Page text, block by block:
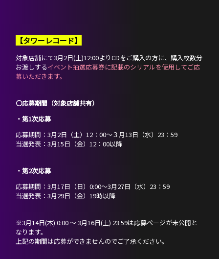
【タワーレコード】
対象店舗にて3月2日(土)12:00よりCDをご購入の方に、購入枚数分
お渡しするイベント抽選応募券に記載のシリアルを使用してご応
募いただきます。
〇応募期間（対象店舗共有）
・第1次応募
応募期間：3月2日（土）12：00～３月13日（水）23：59
当選発表：3月15日（金）12：00以降
・第2次応募
応募期間：3月17日（日）0:00～3月27日（水）23：59
当選発表：3月29日（金）19時以降
※3月14日(木) 0:00 ～ 3月16日(土) 23:59は応募ページが未公開と
なります。
上記の期間は応募ができませんのでご了承ください。